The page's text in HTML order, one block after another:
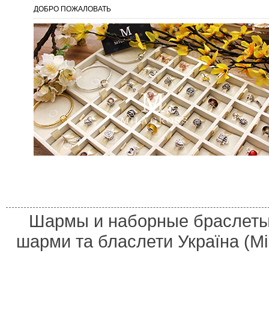
ДОБРО ПОЖАЛОВАТЬ
Шармы и наборные
шарми та бласлети Україна